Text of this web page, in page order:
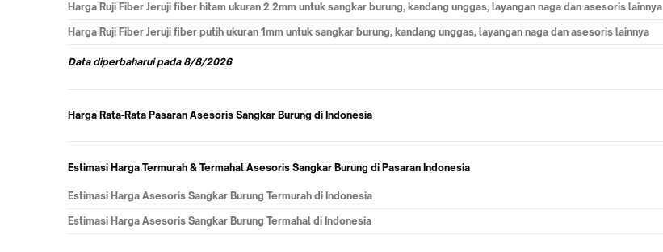
Harga Ruji Fiber Jeruji fiber hitam ukuran 2.2mm untuk sangkar burung, kandang unggas, layangan naga dan asesoris lainnya
Harga Ruji Fiber Jeruji fiber putih ukuran 1mm untuk sangkar burung, kandang unggas, layangan naga dan asesoris lainnya
Data diperbaharui pada 8/8/2026
Harga Rata-Rata Pasaran Asesoris Sangkar Burung di Indonesia
Estimasi Harga Termurah & Termahal Asesoris Sangkar Burung di Pasaran Indonesia
Estimasi Harga Asesoris Sangkar Burung Termurah di Indonesia
Estimasi Harga Asesoris Sangkar Burung Termahal di Indonesia